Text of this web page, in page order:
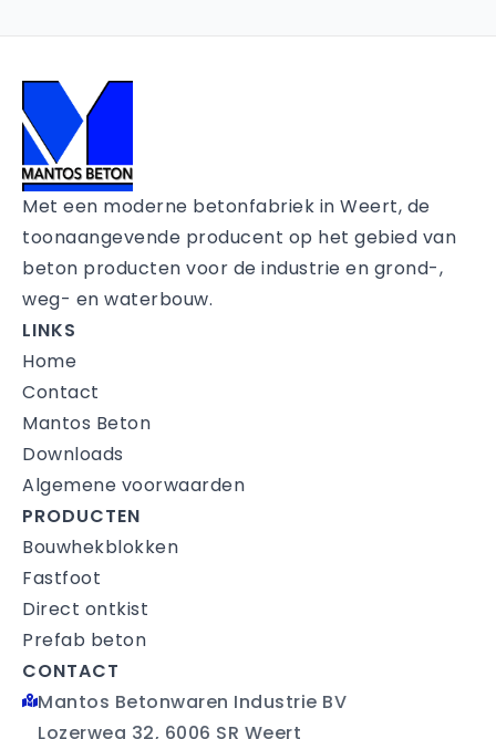
Met een moderne betonfabriek in Weert, de
toonaangevende producent op het gebied van
beton producten voor de industrie en grond-,
weg- en waterbouw.
LINKS
Home
Contact
Mantos Beton
Downloads
Algemene voorwaarden
PRODUCTEN
Bouwhekblokken
Fastfoot
Direct ontkist
Prefab beton
CONTACT
Mantos Betonwaren Industrie BV
Lozerweg 32, 6006 SR Weert